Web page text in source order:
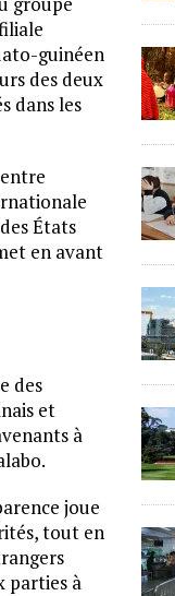
guinéen
des deux
dans les
États
en avant
des
et
à
joue
tout en
parties à